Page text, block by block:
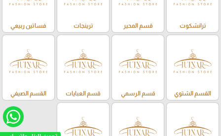
ترانشكوت قسم المحير ترينجات فساتين ربيعي
القسم الشتوي قسم الرسمي قسم العبايات القسم الصيفي